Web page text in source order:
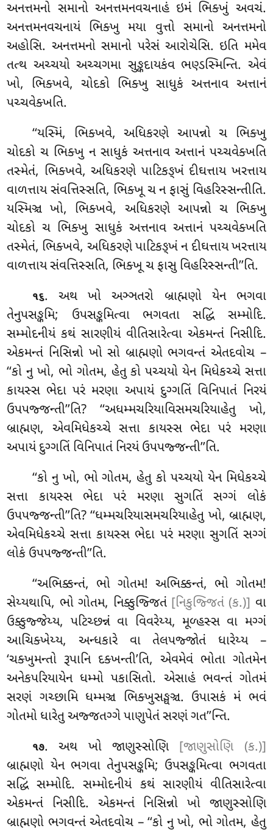
અનત્તમનો સમાનો અનત્તમનવચનાહં ઇમં ભિક્ખું અવચં.
અનત્તમનવચનાયં ભિક્ખુ મયા વુત્તો સમાનો અનત્તમનો
અહોસિ. અનત્તમનોસમાનો પરેસં આરોચેસિ. ઇતિ મમેવ
તત્થ અચ્ચયો અચ્ચગમા સુઙ્કદાયકંવ ભણ્ડસ્મિન્તિ. એવં
ખો, ભિક્ખવે, ચોદકો ભિક્ખુ સાધુકં અત્તનાવ અત્તાનં
પચ્ચવેક્ખતિ.
‘‘યસ્મિં, ભિક્ખવે, અધિકરણે આપન્નો ચ ભિક્ખુ
ચોદકો ચ ભિક્ખુ ન સાધુકં અત્તનાવ અત્તાનં પચ્ચવેક્ખતિ
તસ્મેતં, ભિક્ખવે, અધિકરણે પાટિકઙ્ખં દીઘત્તાય ખરત્તાય
વાળત્તાય સંવત્તિસ્સતિ, ભિક્ખૂ ચ ન ફાસું વિહરિસ્સન્તીતિ.
યસ્મિઞ્ચ ખો, ભિક્ખવે, અધિકરણે આપન્નો ચ ભિક્ખુ
ચોદકો ચ ભિક્ખુ સાધુકં અત્તનાવ અત્તાનં પચ્ચવેક્ખતિ
તસ્મેતં, ભિક્ખવે, અધિકરણે પાટિકઙ્ખં ન દીઘત્તાય ખરત્તાય
વાળત્તાય સંવત્તિસ્સતિ, ભિક્ખૂ ચ ફાસુ વિહરિસ્સન્તી’’તિ.
૧૬. અથ ખો અઞ્ઞતરો બ્રાહ્મણો યેન ભગવા
તેનુપસઙ્કમિ; ઉપસઙ્કમિત્વા ભગવતા સદ્ધિં સમ્મોદિ.
સમ્મોદનીયં કથં સારણીયં વીતિસારેત્વા એકમન્તં નિસીદિ.
એકમન્તં નિસિન્નો ખો સો બ્રાહ્મણો ભગવન્તં એતદવોચ –
‘‘કો નુ ખો, ભો ગોતમ, હેતુ કો પચ્ચયો યેન મિધેકચ્ચે સત્તા
કાયસ્સ ભેદા પરં મરણા અપાયં દુગ્ગતિં વિનિપાતં નિરયં
ઉપપજ્જન્તી’’તિ? ‘‘અધમ્મચરિયાવિસમચરિયાહેતુ ખો,
બ્રાહ્મણ, એવમિધેકચ્ચે સત્તા કાયસ્સ ભેદા પરં મરણા
અપાયં દુગ્ગતિં વિનિપાતં નિરયં ઉપપજ્જન્તી’’તિ.
‘‘કો નુ ખો, ભો ગોતમ, હેતુ કો પચ્ચયો યેન મિધેકચ્ચે
સત્તા કાયસ્સ ભેદા પરં મરણા સુગતિં સગ્ગં લોકં
ઉપપજ્જન્તી’’તિ? ‘‘ધમ્મચરિયાસમચરિયાહેતુ ખો, બ્રાહ્મણ,
એવમિધેકચ્ચે સત્તા કાયસ્સ ભેદા પરં મરણા સુગતિં સગ્ગં
લોકં ઉપપજ્જન્તી’’તિ.
‘‘અભિક્કન્તં, ભો ગોતમ! અભિક્કન્તં, ભો ગોતમ!
સેય્યથાપિ, ભો ગોતમ, નિક્કુજ્જિતં [નિકુજ્જિતં (ક.)] વા
ઉક્કુજ્જેય્ય, પટિચ્છન્નં વા વિવરેય્ય, મૂળ્હસ્સ વા મગ્ગં
આચિક્ખેય્ય, અન્ધકારે વા તેલપજ્જોતં ધારેય્ય –
‘ચક્ખુમન્તો રૂપાનિ દક્ખન્તી’તિ, એવમેવં ભોતા ગોતમેન
અનેકપરિયાયેન ધમ્મો પકાસિતો. એસાહં ભવન્તં ગોતમં
સરણં ગચ્છામિ ધમ્મઞ્ચ ભિક્ખુસઙ્ઘઞ્ચ. ઉપાસકં મં ભવં
ગોતમો ધારેતુ અજ્જતગ્ગે પાણુપેતં સરણં ગત’’ન્તિ.
૧૭. અથ ખો જાણુસ્સોણિ [જાણુસોણિ (ક.)]
બ્રાહ્મણો યેન ભગવા તેનુપસઙ્કમિ; ઉપસઙ્કમિત્વા ભગવતા
સદ્ધિંસમ્મોદિ. સમ્મોદનીયં કથં સારણીયં વીતિસારેત્વા
એકમન્તં નિસીદિ. એકમન્તં નિસિન્નો ખો જાણુસ્સોણિ
બ્રાહ્મણો ભગવન્તં એતદવોચ – ‘‘કો નુ ખો, ભો ગોતમ, હેતુ